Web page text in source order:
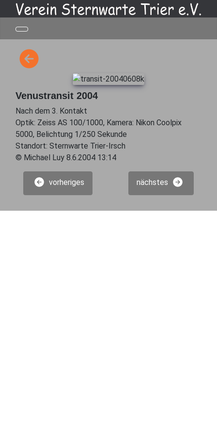
Venustransit 2004
Nach dem 3. Kontakt
Optik: Zeiss AS 100/1000, Kamera: Nikon Coolpix
5000, Belichtung 1/250 Sekunde
Standort: Sternwarte Trier-Irsch
© Michael Luy 8.6.2004 13:14
vorheriges nächstes